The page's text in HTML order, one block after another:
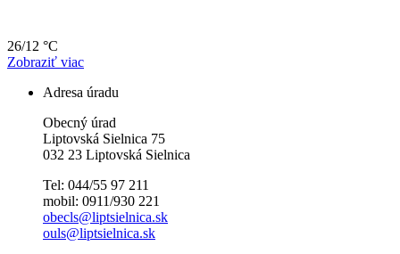
26/12 °C
Zobraziť viac
Adresa úradu
Obecný úrad
Liptovská Sielnica 75
032 23 Liptovská Sielnica
Tel: 044/55 97 211
mobil: 0911/930 221
obecls@liptsielnica.sk
ouls@liptsielnica.sk